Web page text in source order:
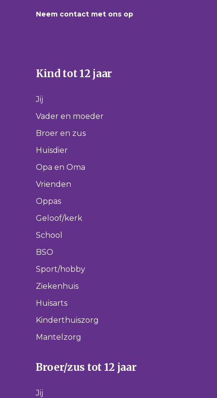
Neem contact met ons op
Kind tot 12 jaar
Jij
Vader en moeder
Broer en zus
Huisdier
Opa en Oma
Vrienden
Oppas
Geloof/kerk
School
BSO
Sport/hobby
Ziekenhuis
Huisarts
Kinderthuiszorg
Mantelzorg
Broer/zus tot 12 jaar
Jij